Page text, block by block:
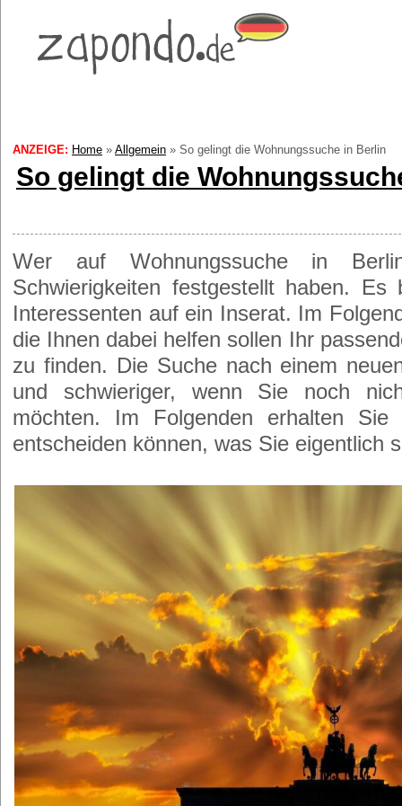
ANZEIGE: Home » Allgemein » So gelingt die Wohnungssuche in Berlin
So gelingt die
Wer auf Wohnungssuche in
Schwierigkeiten festgestellt haben.
Interessenten auf ein Inserat. Im
die Ihnen dabei helfen sollen Ihr
zu finden. Die Suche nach einem
und schwieriger, wenn Sie noch
möchten. Im Folgenden erhalten
entscheiden können, was Sie eigentlich